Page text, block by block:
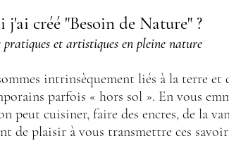
j'ai créé "Besoin de Nature" ?
pratiques et artistiques en pleine nature
intrinsèquement liés à la terre et
parfois « hors sol ». En vous
peut cuisiner, faire des encres, de la
de plaisir à vous transmettre ces